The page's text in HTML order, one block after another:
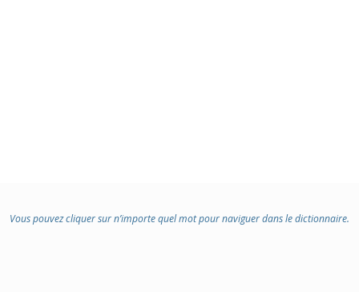
Vous pouvez cliquer sur n’importe quel mot pour naviguer dans le dictionnaire.